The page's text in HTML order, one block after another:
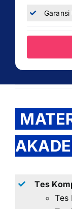
Garansi
Tes
Tes